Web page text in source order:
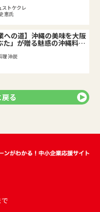
ストケクレ
恵氏
への道】沖縄の美味を大阪
た」が贈る魅惑の沖縄料理
理 沖炭
る